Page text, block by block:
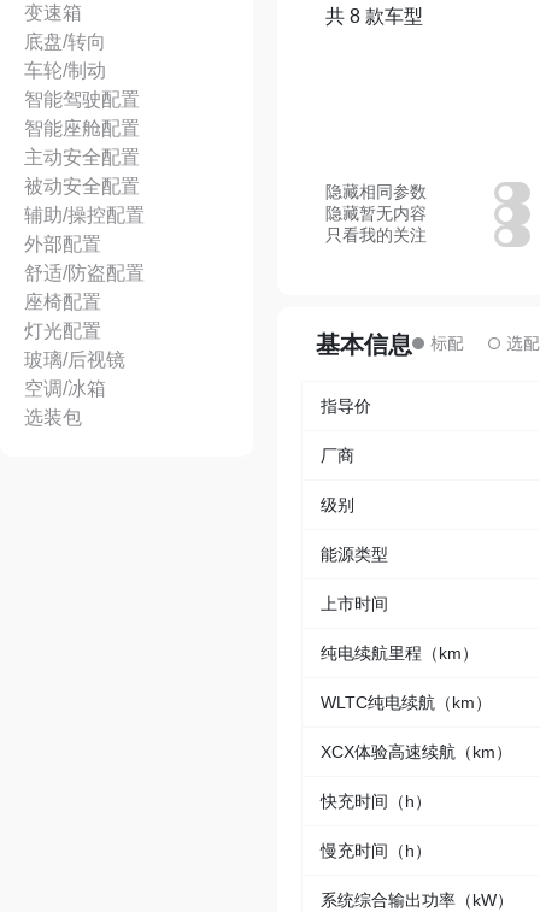
变速箱
底盘/转向
车轮/制动
智能驾驶配置
智能座舱配置
主动安全配置
被动安全配置
辅助/操控配置
外部配置
舒适/防盗配置
座椅配置
灯光配置
玻璃/后视镜
空调/冰箱
选装包
共 8 款车型
隐藏相同参数
隐藏暂无内容
只看我的关注
基本信息
指导价
厂商
级别
能源类型
上市时间
纯电续航里程（km）
WLTC纯电续航（km）
XCX体验高速续航（km）
快充时间（h）
慢充时间（h）
系统综合输出功率（kW）